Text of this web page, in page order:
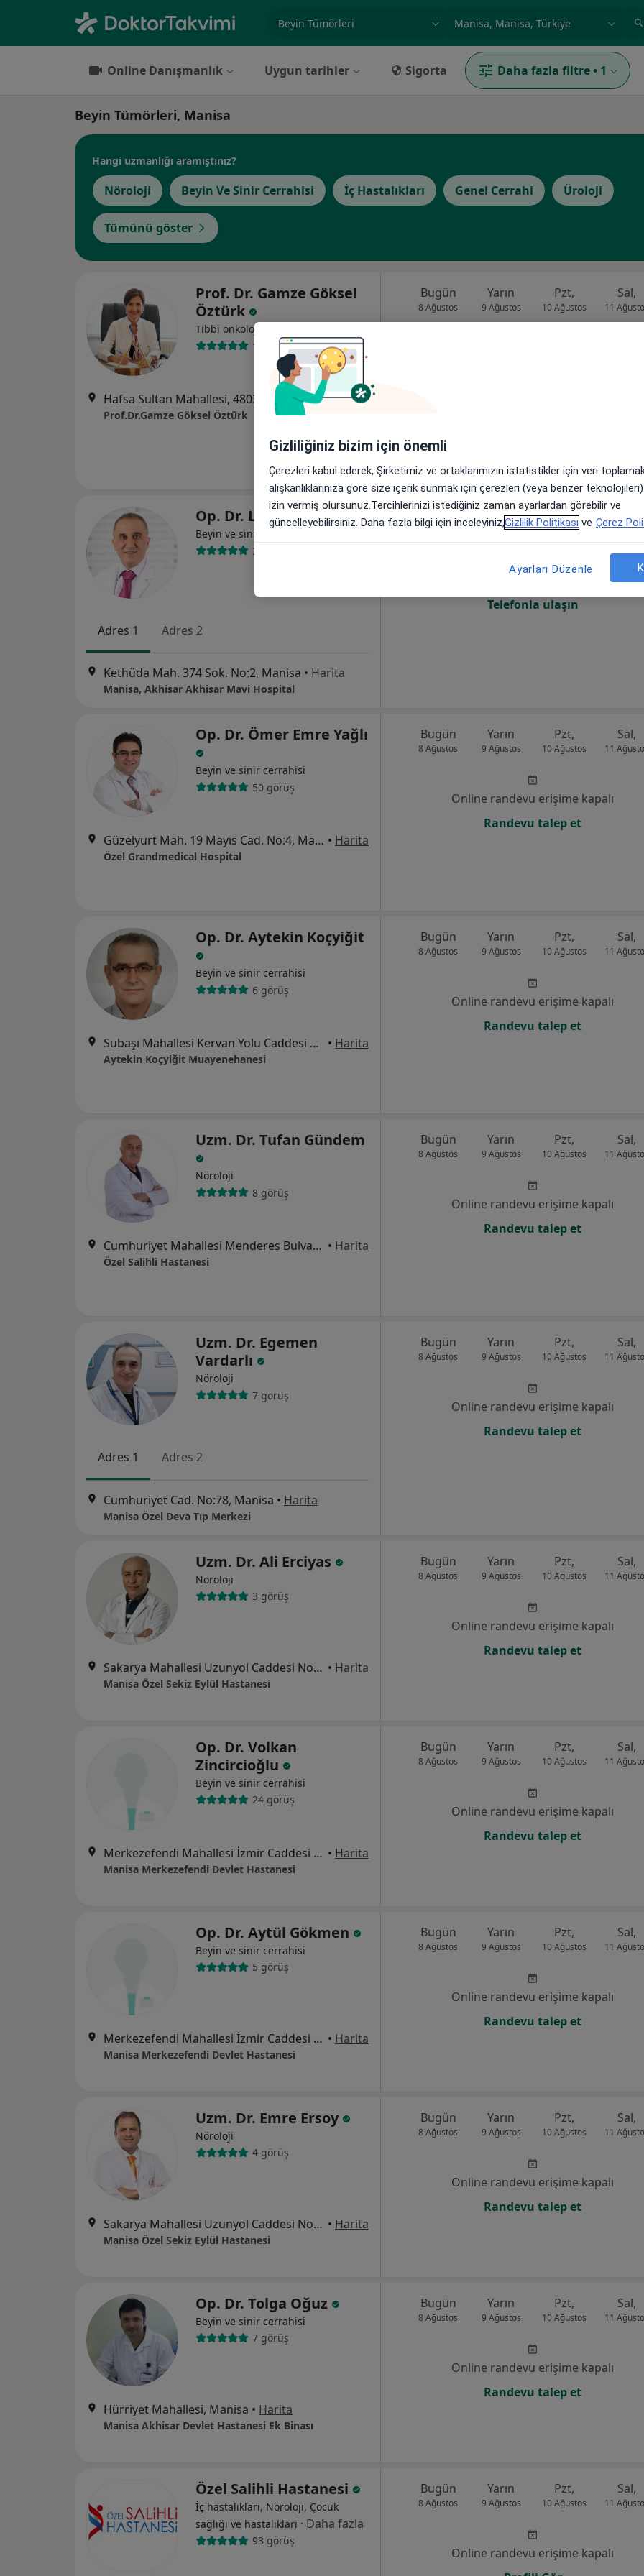
Online Danışmanlık Uygun tarihler Sigorta Daha fazla filtre • 1
Beyin Tümörleri, Manisa
Hangi uzmanlığı aramıştınız?
Nöroloji Beyin Ve Sinir Cerrahisi İç Hastalıkları Genel Cerrahi Üroloji
Tümünü göster
Prof. Dr. Gamze Göksel
Öztürk
Tıbbi onkoloji
18 görüş
Hafsa Sultan Mahallesi, 4803 Sokak, Koşar Residance No:20/A D:41, Yunusemre, Manisa •Harita
Prof.Dr.Gamze Göksel Öztürk
Bugün
8 Ağustos
Yarın
9 Ağustos
Pzt,
10 Ağustos
Sal,
11
Op. Dr. Levent Çelik
Beyin ve sinir cerrahisi
34 görüş
Adres 1 Adres 2
Kethüda Mah. 374 Sok. No:2, Manisa • Harita
Manisa, Akhisar Akhisar Mavi Hospital
Bugün
8 Ağustos
Yarın
9 Ağustos
Pzt,
10 Ağustos
Sal,
11
Online randevu erişime kapalı
Telefonla ulaşın
Op. Dr. Ömer Emre Yağlı
Beyin ve sinir cerrahisi
50 görüş
Güzelyurt Mah. 19 Mayıs Cad. No:4, Manisa • Harita
Özel Grandmedical Hospital
Bugün
8 Ağustos
Yarın
9 Ağustos
Pzt,
10 Ağustos
Sal,
11
Online randevu erişime kapalı
Randevu talep et
Op. Dr. Aytekin Koçyiğit
Beyin ve sinir cerrahisi
6 görüş
Subaşı Mahallesi Kervan Yolu Caddesi No: 292/A, Manisa • Harita
Aytekin Koçyiğit Muayenehanesi
Bugün
8 Ağustos
Yarın
9 Ağustos
Pzt,
10 Ağustos
Sal,
11
Online randevu erişime kapalı
Randevu talep et
Uzm. Dr. Tufan Gündem
Nöroloji
8 görüş
Cumhuriyet Mahallesi Menderes Bulvarı No:48, Manisa • Harita
Özel Salihli Hastanesi
Bugün
8 Ağustos
Yarın
9 Ağustos
Pzt,
10 Ağustos
Sal,
11
Online randevu erişime kapalı
Randevu talep et
Uzm. Dr. Egemen
Vardarlı
Nöroloji
7 görüş
Adres 1 Adres 2
Cumhuriyet Cad. No:78, Manisa • Harita
Manisa Özel Deva Tıp Merkezi
Bugün
8 Ağustos
Yarın
9 Ağustos
Pzt,
10 Ağustos
Sal,
11
Online randevu erişime kapalı
Randevu talep et
Uzm. Dr. Ali Erciyas
Nöroloji
3 görüş
Sakarya Mahallesi Uzunyol Caddesi No:140, Manisa • Harita
Manisa Özel Sekiz Eylül Hastanesi
Bugün
8 Ağustos
Yarın
9 Ağustos
Pzt,
10 Ağustos
Sal,
11
Online randevu erişime kapalı
Randevu talep et
Op. Dr. Volkan
Zincircioğlu
Beyin ve sinir cerrahisi
24 görüş
Merkezefendi Mahallesi İzmir Caddesi No:288, Manisa • Harita
Manisa Merkezefendi Devlet Hastanesi
Bugün
8 Ağustos
Yarın
9 Ağustos
Pzt,
10 Ağustos
Sal,
11
Online randevu erişime kapalı
Randevu talep et
Op. Dr. Aytül Gökmen
Beyin ve sinir cerrahisi
5 görüş
Merkezefendi Mahallesi İzmir Caddesi No:288, Manisa • Harita
Manisa Merkezefendi Devlet Hastanesi
Bugün
8 Ağustos
Yarın
9 Ağustos
Pzt,
10 Ağustos
Sal,
11
Online randevu erişime kapalı
Randevu talep et
Uzm. Dr. Emre Ersoy
Nöroloji
4 görüş
Sakarya Mahallesi Uzunyol Caddesi No:140, Manisa • Harita
Manisa Özel Sekiz Eylül Hastanesi
Bugün
8 Ağustos
Yarın
9 Ağustos
Pzt,
10 Ağustos
Sal,
11
Online randevu erişime kapalı
Randevu talep et
Op. Dr. Tolga Oğuz
Beyin ve sinir cerrahisi
7 görüş
Hürriyet Mahallesi, Manisa • Harita
Manisa Akhisar Devlet Hastanesi Ek Binası
Bugün
8 Ağustos
Yarın
9 Ağustos
Pzt,
10 Ağustos
Sal,
11
Online randevu erişime kapalı
Randevu talep et
Özel Salihli Hastanesi
İç hastalıkları, Nöroloji, Çocuk
sağlığı ve hastalıkları · Daha fazla
93 görüş
Bugün
8 Ağustos
Yarın
9 Ağustos
Pzt,
10 Ağustos
Sal,
11
Online randevu erişime kapalı
Gizliliğiniz bizim için önemli
Çerezleri kabul ederek, Şirketimiz ve ortaklarımızın istatistikler için veri
alışkanlıklarınıza göre size içerik sunmak için çerezleri (veya benzer
izin vermiş olursunuz.Tercihlerinizi istediğiniz zaman ayarlardan görebilir ve
güncelleyebilirsiniz. Daha fazla bilgi için inceleyiniz,Gizlilik Politikası ve Çerez
Ayarları Düzenle